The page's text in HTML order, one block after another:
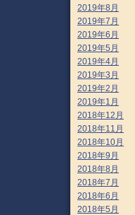
2019年8月
2019年7月
2019年6月
2019年5月
2019年4月
2019年3月
2019年2月
2019年1月
2018年12月
2018年11月
2018年10月
2018年9月
2018年8月
2018年7月
2018年6月
2018年5月